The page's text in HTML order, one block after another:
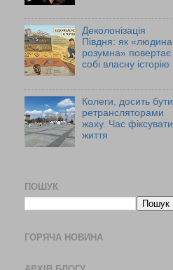
Деколонізація
Півдня: як «людина
розумна» повертає
собі власну історію
Колеги, досить бути
ретрансляторами
жаху. Час фіксувати
життя
ПОШУК
ГОРЯЧА НОВИНА